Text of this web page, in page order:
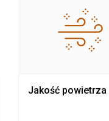
Jakość powietrza